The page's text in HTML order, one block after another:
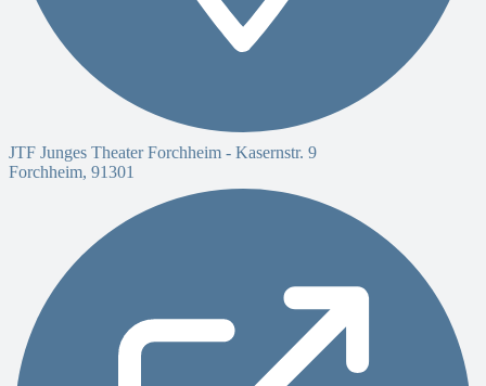
JTF Junges Theater Forchheim - Kasernstr. 9
Forchheim, 91301